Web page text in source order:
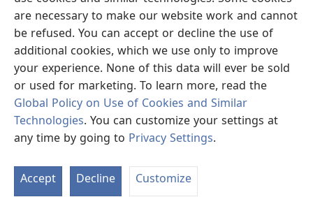
are necessary to make our website work and cannot
be refused. You can accept or decline the use of
additional cookies, which we use only to improve
your experience. None of this data will ever be sold
or used for marketing. To learn more, read the
Global Policy on Use of Cookies and Similar
Technologies. You can customize your settings at
any time by going to Privacy Settings.
Accept Decline Customize
new
window)
®
(opens
new
JW ಲೈಬ್ರರಿಆ್ಯಪ್‌
Copyright© 2026 Watch Tower Bible and Tract Society of Pennsylvania.